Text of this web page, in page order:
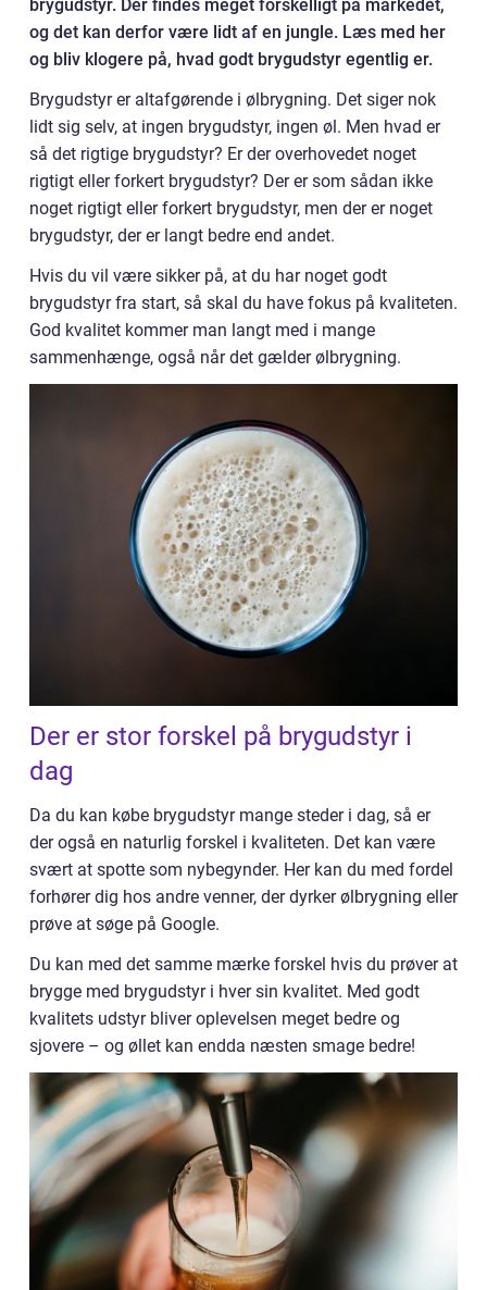
brygudstyr. Der findes meget forskelligt på markedet,
og det kan derfor være lidt af en jungle. Læs med her
og bliv klogere på, hvad godt brygudstyr egentlig er.
Brygudstyr er altafgørende i ølbrygning. Det siger nok
lidt sig selv, at ingen brygudstyr, ingen øl. Men hvad er
så det rigtige brygudstyr? Er der overhovedet noget
rigtigt eller forkert brygudstyr? Der er som sådan ikke
noget rigtigt eller forkert brygudstyr, men der er noget
brygudstyr, der er langt bedre end andet.
Hvis du vil være sikker på, at du har noget godt
brygudstyr fra start, så skal du have fokus på kvaliteten.
God kvalitet kommer man langt med i mange
sammenhænge, også når det gælder ølbrygning.
Der er stor forskel på brygudstyr i
dag
Da du kan købe brygudstyr mange steder i dag, så er
der også en naturlig forskel i kvaliteten. Det kan være
svært at spotte som nybegynder. Her kan du med fordel
forhører dig hos andre venner, der dyrker ølbrygning eller
prøve at søge på Google.
Du kan med det samme mærke forskel hvis du prøver at
brygge med brygudstyr i hver sin kvalitet. Med godt
kvalitets udstyr bliver oplevelsen meget bedre og
sjovere – og øllet kan endda næsten smage bedre!